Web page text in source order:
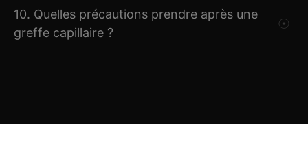
10. Quelles précautions prendre après une
greffe capillaire ?